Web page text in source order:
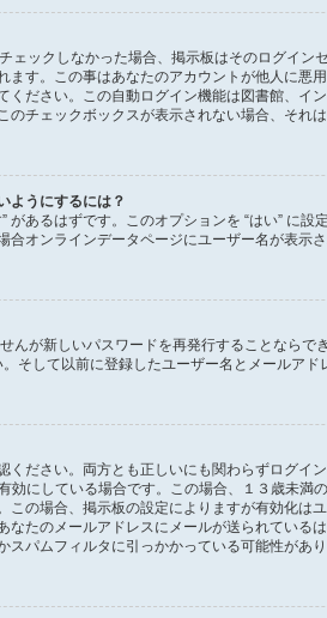
ェックしなかった場合、掲示板はそのログイ
す。この事はあなたのアカウントが他人に悪
ださい。この自動ログイン機能は図書館、イ
チェックボックスが表示されない場合、それ
ようにするには？
があるはずです。このオプションを “はい” に
オンラインデータページにユーザー名が表示
んが新しいパスワードを再発行することならで
そして以前に登録したユーザー名とメールア
ださい。両方とも正しいにも関わらずログイ
にしている場合です。この場合、１３歳未満
の場合、掲示板の設定によりますが有効化は
たのメールアドレスにメールが送られている
パムフィルタに引っかかっている可能性があ